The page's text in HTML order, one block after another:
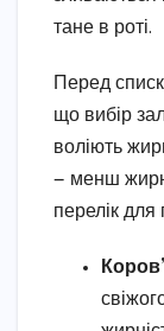
тане в роті.
Перед
що вибір
воліють
— менш
перелік для